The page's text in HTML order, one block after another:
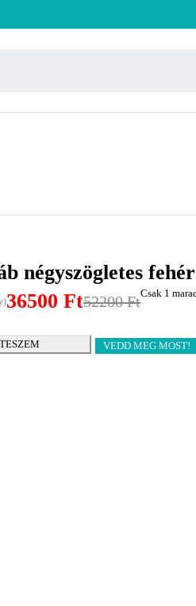
négyszögletes
52200Ft
36500 Ft Csak 1
VEDD MEG MOST!